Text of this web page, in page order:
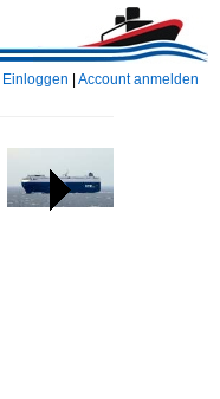
Einloggen Account anmelden